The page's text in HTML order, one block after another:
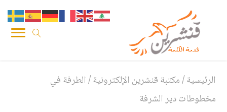
الرئيسية/مكتبة قنشرين الإلكترونية/الطرفة في
مخطوطات دير الشرفة